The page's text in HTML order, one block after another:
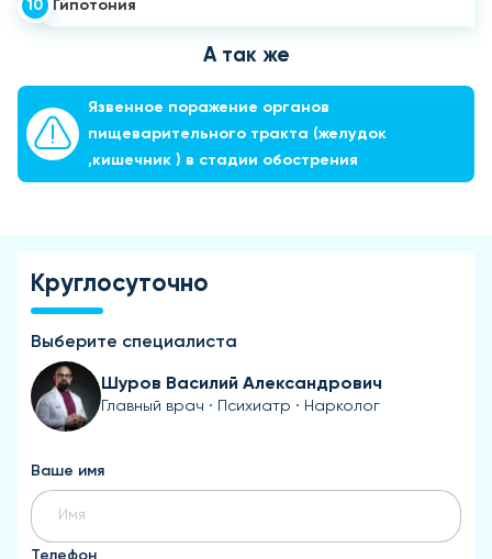
Гипотония
10
А так же
Язвенное поражение органов
пищеварительного тракта (желудок
,кишечник ) в стадии обострения
Круглосуточно
Выберите специалиста
Шуров Василий Александрович
Главный врач · Психиатр · Нарколог
Ваше имя
Телефон